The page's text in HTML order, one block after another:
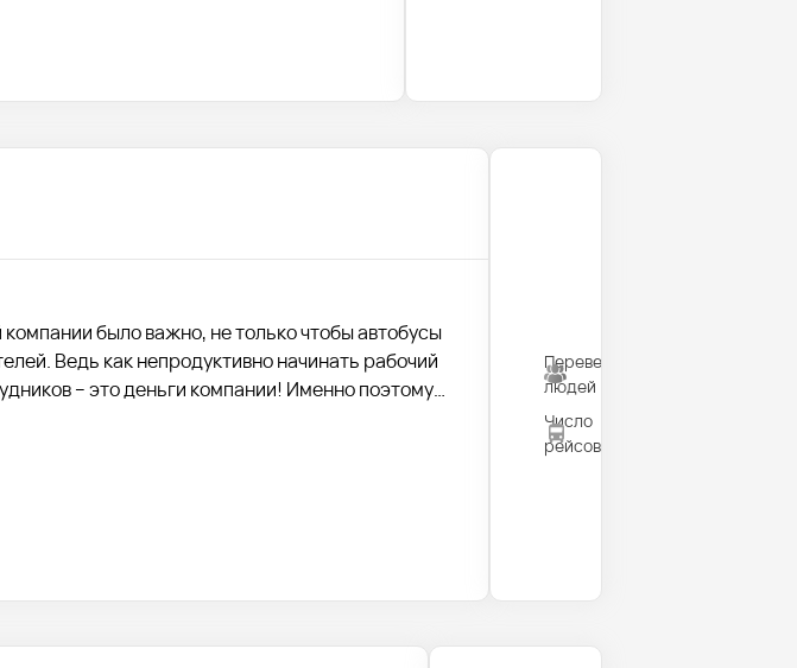
было важно, не только чтобы автобусы
Ведь как непродуктивно начинать рабочий
– это деньги компании! Именно поэтому
Перевезено
людей
Число
рейсов